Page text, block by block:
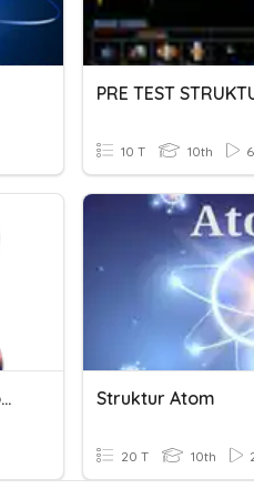
PRE TEST
10 T 10th
Ulangan Harian "Struktur Atom" Struktur Atom
20 T 10th